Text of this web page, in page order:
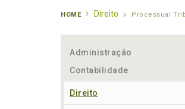
HOME Direito Processual
Administração
Contabilidade
Direito